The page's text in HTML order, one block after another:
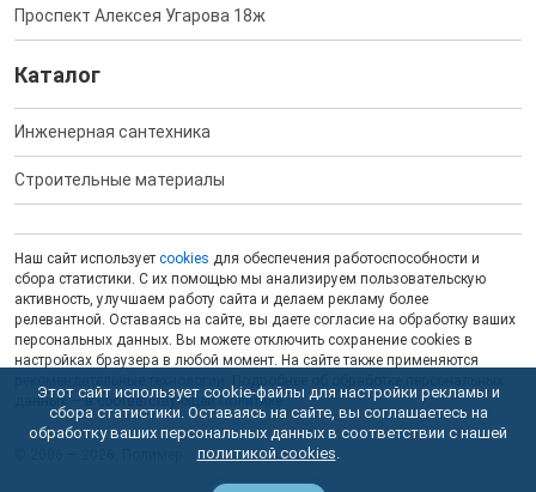
Проспект Алексея Угарова 18ж
Каталог
Инженерная сантехника
Строительные материалы
Наш сайт использует cookies для обеспечения работоспособности и
сбора статистики. С их помощью мы анализируем пользовательскую
активность, улучшаем работу сайта и делаем рекламу более
релевантной. Оставаясь на сайте, вы даете согласие на обработку ваших
персональных данных. Вы можете отключить сохранение cookies в
настройках браузера в любой момент. На сайте также применяются
данных — в соответствующейПолитике.
Этот сайт использует cookie-файлы для настройки рекламы и
сбора статистики. Оставаясь на сайте, вы соглашаетесь на
обработку ваших персональных данных в соответствии с нашей
политикой cookies.